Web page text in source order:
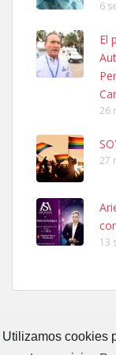
Utilizamos cookies
SHIBA
PERRO MACHO
06/07/2025
Leales.org » Gran
Ninfa perdida
El día 5 se los
calle, se perdió
6
El
26
27
13